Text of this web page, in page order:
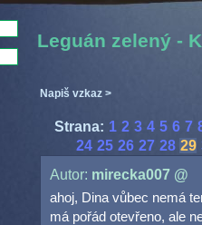
Leguán zelený -
Napiš vzkaz >
Strana: 1 2 3 4 5 6 7
24 25 26 27 28 29
Autor: mirecka007 @
ahoj, Dina vůbec nemá
má pořád otevřeno, ale